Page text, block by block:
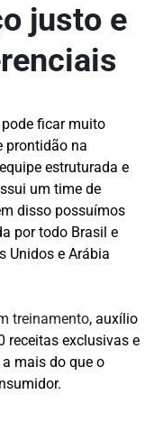
justo e
ficar muito
prontidão na
estruturada e
um time de
disso possuímos
por todo Brasil e
Unidos e Arábia
treinamento, auxílio
receitas exclusivas e
mais do que o